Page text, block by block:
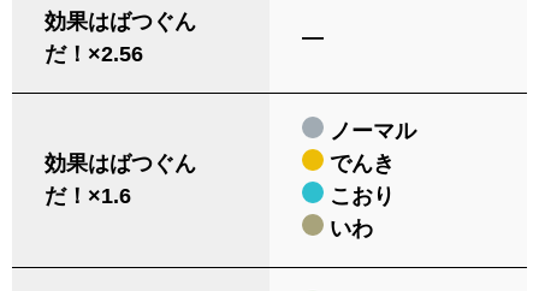
効果はばつぐん
だ！×2.56
―
効果はばつぐん
だ！×1.6
ノーマル
でんき
こおり
いわ